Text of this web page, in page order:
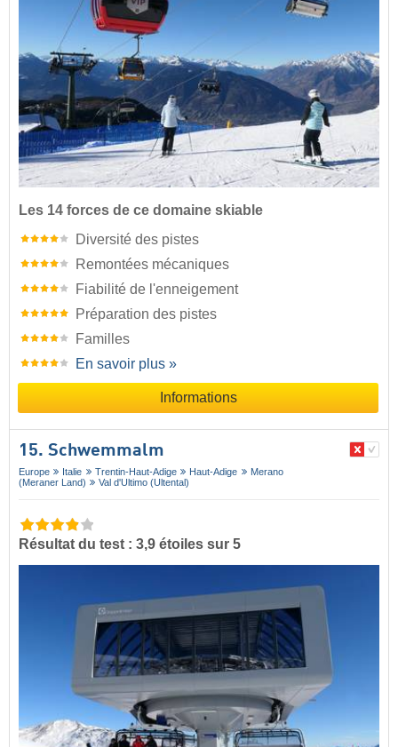
Les 14 forces de ce domaine skiable
Diversité des pistes
Remontées mécaniques
Fiabilité de l'enneigement
Préparation des pistes
Familles
En savoir plus »
Informations
15. Schwemmalm
Europe Italie Trentin-Haut-Adige Haut-Adige
Merano
(Meraner Land)
Val d'Ultimo (Ultental)
Résultat du test : 3,9 étoiles sur 5